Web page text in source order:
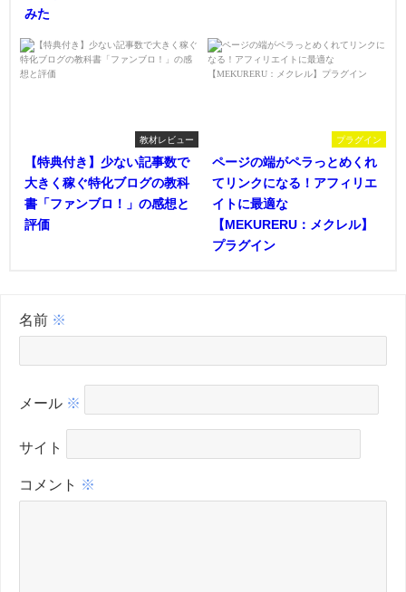
みた
教材レビュー
【特典付き】少ない記事数で
大きく稼ぐ特化ブログの教科
書「ファンブロ！」の感想と
評価
プラグイン
ページの端がペラっとめくれ
てリンクになる！アフィリエ
イトに最適な
【MEKURERU：メクレル】
プラグイン
コメント ※
名前 ※
メール ※
サイト